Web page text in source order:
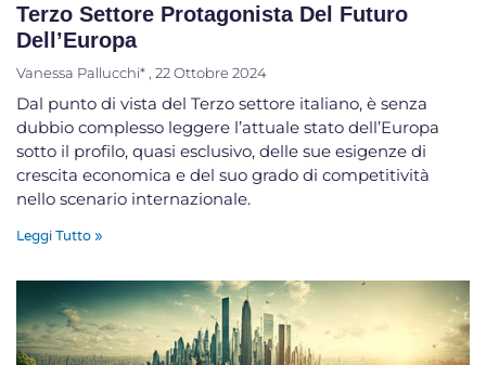
Terzo Settore Protagonista Del Futuro
Dell’Europa
Vanessa Pallucchi* 22 Ottobre 2024
Dal punto di vista del Terzo settore italiano, è senza
dubbio complesso leggere l’attuale stato dell’Europa
sotto il profilo, quasi esclusivo, delle sue esigenze di
crescita economica e del suo grado di competitività
nello scenario internazionale.
Leggi Tutto »